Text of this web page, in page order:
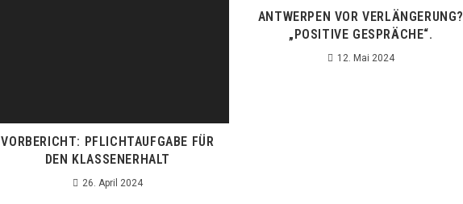
VORBERICHT: PFLICHTAUFGABE FÜR
DEN KLASSENERHALT
26. April 2024
ANTWERPEN VOR VERLÄNGERUNG?
„POSITIVE GESPRÄCHE“.
12. Mai 2024